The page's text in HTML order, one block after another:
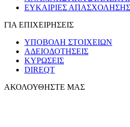
ΕΥΚΑΙΡΙΕΣ ΑΠΑΣΧΟΛΗΣΗΣ
ΓΙΑ ΕΠΙΧΕΙΡΗΣΕΙΣ
ΥΠΟΒΟΛΗ ΣΤΟΙΧΕΙΩΝ
ΑΔΕΙΟΔΟΤΗΣΕΙΣ
ΚΥΡΩΣΕΙΣ
DIREQT
ΑΚΟΛΟΥΘΗΣΤΕ ΜΑΣ